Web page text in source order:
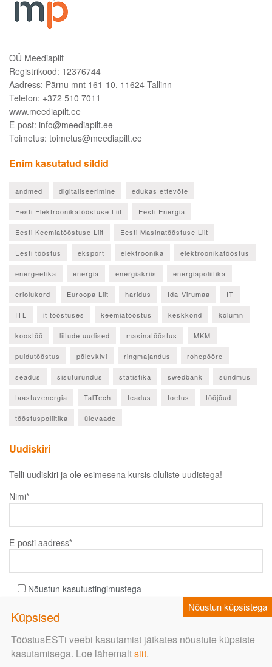
OÜ Meediapilt
Registrikood: 12376744
Aadress: Pärnu mnt 161-10, 11624 Tallinn
Telefon: +372 510 7011
www.meediapilt.ee
E-post: info@meediapilt.ee
Toimetus: toimetus@meediapilt.ee
Enim kasutatud sildid
andmed digitaliseerimine edukas ettevõte
Eesti Elektroonikatööstuse Liit Eesti Energia
Eesti Keemiatööstuse Liit Eesti Masinatööstuse Liit
Eesti tööstus eksport elektroonika elektroonikatööstus
energeetika energia energiakriis energiapoliitika
eriolukord Euroopa Liit haridus Ida-Virumaa IT
ITL it tööstuses keemiatööstus keskkond kolumn
koostöö liitude uudised masinatööstus MKM
puidutööstus põlevkivi ringmajandus rohepööre
seadus sisuturundus statistika swedbank sündmus
taastuvenergia TalTech teadus toetus tööjõud
tööstuspoliitika ülevaade
Uudiskiri
Telli uudiskiri ja ole esimesena kursis oluliste uudistega!
Nimi*
E-posti aadress*
Nõustun kasutustingimustega
TööstusESTi veebi kasutamist jätkates nõustute küpsiste
kasutamisega. Loe lähemaltsiit.
Nõustun kasutustingimustega